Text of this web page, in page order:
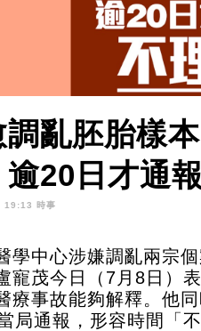
調亂胚胎樣
逾20日才通
時事
學中心涉嫌調亂兩宗
寵茂今日（7月8日）
療事故能夠解釋。他
局通報，形容時間「不